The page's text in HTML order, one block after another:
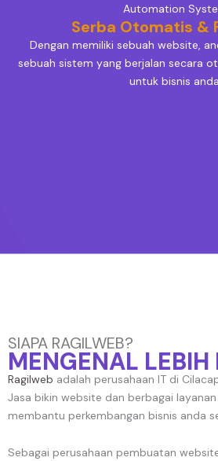
Automation
Serba Otomatis &
Dengan memiliki sebuah website,
sebuah sistem yang berjalan secara
untuk bisnis anda.
SIAPA RAGILWEB?
MENGENAL LEBIH
Ragilweb adalah perusahaan IT di
Jasa bikin website dan berbagai
membantu perkembangan bisnis anda
Sebagai perusahaan pembuatan